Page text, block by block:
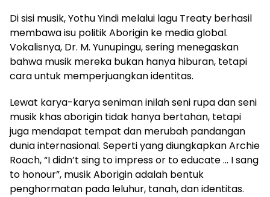
Di sisi musik, Yothu Yindi melalui lagu Treaty berhasil
membawa isu politik Aborigin ke media global.
Vokalisnya, Dr. M. Yunupingu, sering menegaskan
bahwa musik mereka bukan hanya hiburan, tetapi
cara untuk memperjuangkan identitas.
Lewat karya-karya seniman inilah seni rupa dan seni
musik khas aborigin tidak hanya bertahan, tetapi
juga mendapat tempat dan merubah pandangan
dunia internasional. Seperti yang diungkapkan Archie
Roach, “I didn’t sing to impress or to educate … I sang
to honour”, musik Aborigin adalah bentuk
penghormatan pada leluhur, tanah, dan identitas.